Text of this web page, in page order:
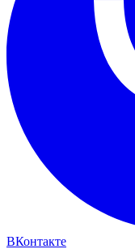
ВКонтакте